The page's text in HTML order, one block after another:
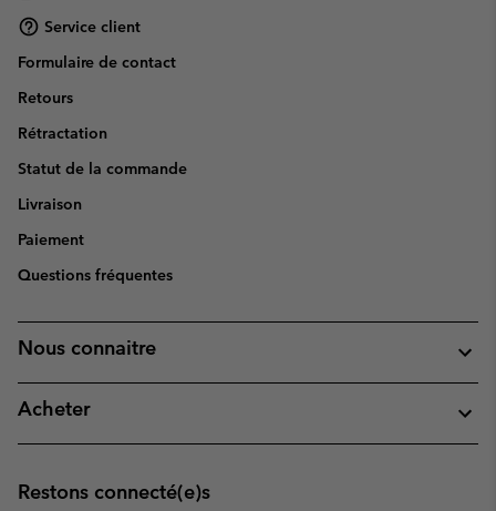
Service client
Formulaire de contact
Retours
Rétractation
Statut de la commande
Livraison
Paiement
Questions fréquentes
Nous connaitre
Acheter
Restons connecté(e)s